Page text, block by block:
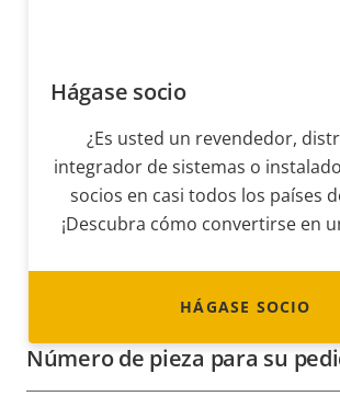
Hágase socio
¿Es usted un revendedor,
integrador de sistemas o
socios en casi todos los países
¡Descubra cómo convertirse en
HÁGASE SOCIO
Número de pieza para su